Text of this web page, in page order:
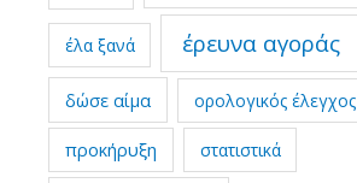
έλα ξανά έρευνα αγοράς
δώσε αίμα ορολογικός έλεγχος
προκήρυξη στατιστικά